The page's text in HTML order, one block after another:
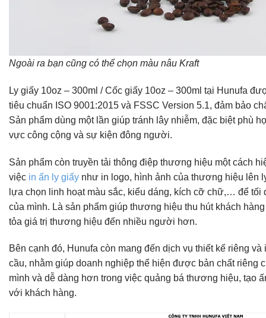
Ngoài ra bạn cũng có thể chọn màu nâu Kraft
Ly giấy 10oz – 300ml / Cốc giấy 10oz – 300ml tại Hunufa
tiêu chuẩn ISO 9001:2015 và FSSC Version 5.1, đảm bảo
Sản phẩm dùng một lần giúp tránh lây nhiễm, đặc biệt phù
vực công cộng và sự kiện đông người.
Sản phẩm còn truyền tải thông điệp thương hiệu một cách
việc in ấn ly giấy như in logo, hình ảnh của thương hiệu lên
lựa chọn linh hoạt màu sắc, kiểu dáng, kích cỡ chữ,… để tối
của mình. Là sản phẩm giúp thương hiệu thu hút khách
tỏa giá trị thương hiệu đến nhiều người hơn.
Bên cạnh đó, Hunufa còn mang đến dịch vụ thiết kế riêng và
cầu, nhằm giúp doanh nghiệp thể hiện được bản chất riêng
mình và dễ dàng hơn trong việc quảng bá thương hiệu, tạo
với khách hàng.